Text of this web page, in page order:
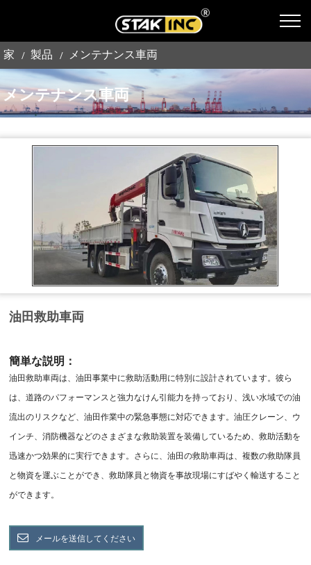
家 製品 メンテナンス車両
メンテナンス車両
油田救助車両
簡単な説明：
油田救助車両は、油田事業中に救助活動用に特別に設計されています。彼ら
は、道路のパフォーマンスと強力なけん引能力を持っており、浅い水域での油
流出のリスクなど、油田作業中の緊急事態に対応できます。油圧クレーン、ウ
インチ、消防機器などのさまざまな救助装置を装備しているため、救助活動を
迅速かつ効果的に実行できます。さらに、油田の救助車両は、複数の救助隊員
と物資を運ぶことができ、救助隊員と物資を事故現場にすばやく輸送すること
ができます。
メールを送信してください